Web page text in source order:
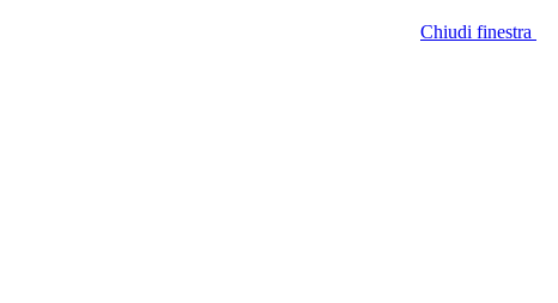
Chiudi finestra